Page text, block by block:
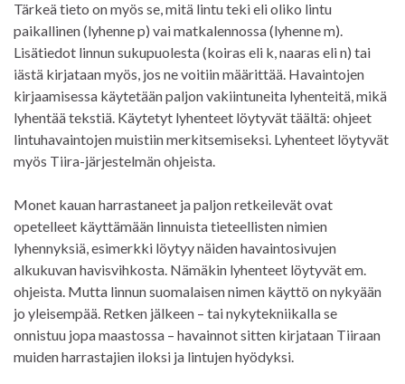
Tärkeä tieto on myös se, mitä lintu teki eli oliko lintu
paikallinen (lyhenne p) vai matkalennossa (lyhenne m).
Lisätiedot linnun sukupuolesta (koiras eli k, naaras eli n) tai
iästä kirjataan myös, jos ne voitiin määrittää. Havaintojen
kirjaamisessa käytetään paljon vakiintuneita lyhenteitä, mikä
lyhentää tekstiä. Käytetyt lyhenteet löytyvät täältä: ohjeet
lintuhavaintojen muistiin merkitsemiseksi. Lyhenteet löytyvät
myös Tiira-järjestelmän ohjeista.
Monet kauan harrastaneet ja paljon retkeilevät ovat
opetelleet käyttämään linnuista tieteellisten nimien
lyhennyksiä, esimerkki löytyy näiden havaintosivujen
alkukuvan havisvihkosta. Nämäkin lyhenteet löytyvät em.
ohjeista. Mutta linnun suomalaisen nimen käyttö on nykyään
jo yleisempää. Retken jälkeen – tai nykytekniikalla se
onnistuu jopa maastossa – havainnot sitten kirjataan Tiiraan
muiden harrastajien iloksi ja lintujen hyödyksi.